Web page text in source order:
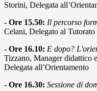
Storini, Delegata
- Ore 15.50: Il percorso
Celani, Delegato al Tutorato
- Ore 16.10: E dopo?
Tizzano, Manager didattico
Delegata all’Orientamento
- Ore 16.30: Sessione di